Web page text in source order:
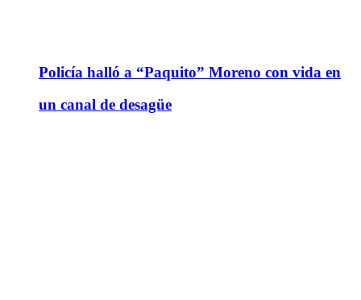
Policía halló a “Paquito” Moreno con vida en
un canal de desagüe